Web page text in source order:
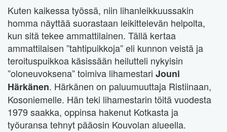
Kuten kaikessa työssä, niin lihanleikkuussakin
homma näyttää suorastaan leikittelevän helpolta,
kun sitä tekee ammattilainen. Tällä kertaa
ammattilaisen ”tahtipuikkoja” eli kunnon veistä ja
teroituspuikkoa käsissään heilutteli nykyisin
”oloneuvoksena” toimiva lihamestari Jouni
Härkänen. Härkänen on paluumuuttaja Ristiinaan,
Kosoniemelle. Hän teki lihamestarin töitä vuodesta
1979 saakka, oppinsa hakenut Kotkasta ja
työuransa tehnyt pääosin Kouvolan alueella.